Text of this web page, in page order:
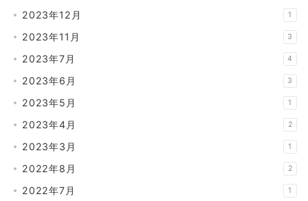
2023年12月 1
2023年11月 3
2023年7月 4
2023年6月 3
2023年5月 1
2023年4月 2
2023年3月 1
2022年8月 2
2022年7月 1